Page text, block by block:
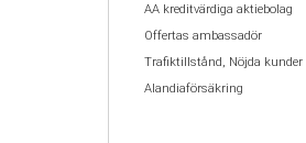
AA kreditvärdiga aktiebolag
Offertas ambassadör
Trafiktillstånd, Nöjda kunder
Alandiaförsäkring